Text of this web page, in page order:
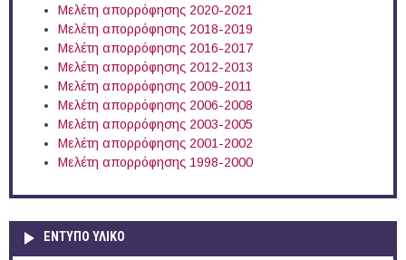
Μελέτη απορρόφησης 2020-2021
Μελέτη απορρόφησης 2018-2019
Μελέτη απορρόφησης 2016-2017
Μελέτη απορρόφησης 2012-2013
Μελέτη απορρόφησης 2009-2011
Μελέτη απορρόφησης 2006-2008
Μελέτη απορρόφησης 2003-2005
Μελέτη απορρόφησης 2001-2002
Μελέτη απορρόφησης 1998-2000
ΕΝΤΥΠΟ ΥΛΙΚΟ